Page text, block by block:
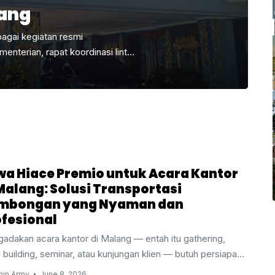
kegiatan resmi
rapat koordinasi lintas
pejabat negara. Dalam
transportasi bukan sekadar
VIP untuk acara kementerian
yang representatif,
kunci suksesnya sebuah
Hiace Premio untuk Acara Kantor
Solusi Transportasi
yang Nyaman dan
acara kantor di Malang — entah itu gathering,
building, seminar, atau kunjungan klien — butuh persiapan
dari jauh-jauh hari. Mulai dari venue, konsumsi, hingga